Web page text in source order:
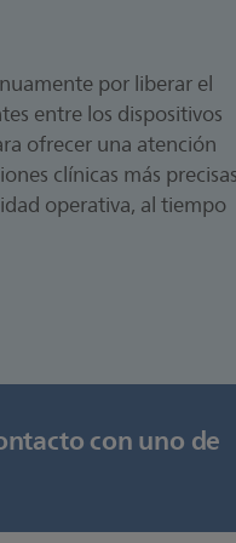
por liberar el
entre los dispositivos
ofrecer una atención
clínicas más precisas
operativa, al tiempo
con uno de